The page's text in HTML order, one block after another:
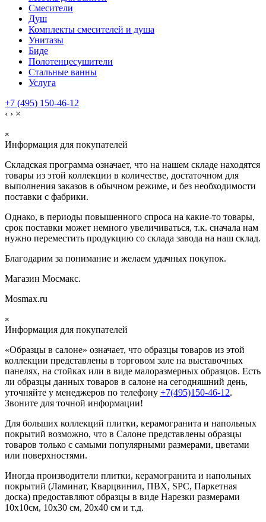
Смесители
Душ
Комплекты смесителей и душа
Унитазы
Биде
Полотенцесушители
Стальные ванны
Услуга
+7 (495) 150-46-12
‹ › ×
×
Информация для покупателей
Складская программа означает, что на нашем складе находятся
товары из этой коллекции в количестве, достаточном для
выполнения заказов в обычном режиме, и без необходимости
поставки с фабрики.
Однако, в периоды повышенного спроса на какие-то товары,
срок поставки может немного увеличиваться, т.к. сначала нам
нужно переместить продукцию со склада завода на наш склад.
Благодарим за понимание и желаем удачных покупок.
Магазин Мосмакс.
Mosmax.ru
×
Информация для покупателей
«Образцы в салоне» означает, что образцы товаров из этой
коллекции представлены в торговом зале на выставочных
панелях, на стойках или в виде малоразмерных образцов. Есть
ли образцы данных товаров в салоне на сегодняшний день,
уточняйте у менеджеров по телефону +7(495)150-46-12.
Звоните для точной информации!
Для больших коллекций плитки, керамогранита и напольных
покрытий возможно, что в Салоне представлены образцы
товаров только с самыми популярными размерами, цветами
или поверхностями.
Иногда производители плитки, керамогранита и напольных
покрытий (Ламинат, Кварцвинил, ПВХ, SPC, Паркетная
доска) предоставляют образцы в виде Нарезки размерами
10х10см, 10х30 см, 20х40 см и т.д.